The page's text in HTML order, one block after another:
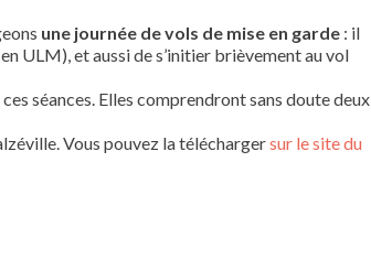
une journée de vols de mise en garde : il
ULM), et aussi de s’initier brièvement au vol
séances. Elles comprendront sans doute deux
Vous pouvez la téléchargersur le site du